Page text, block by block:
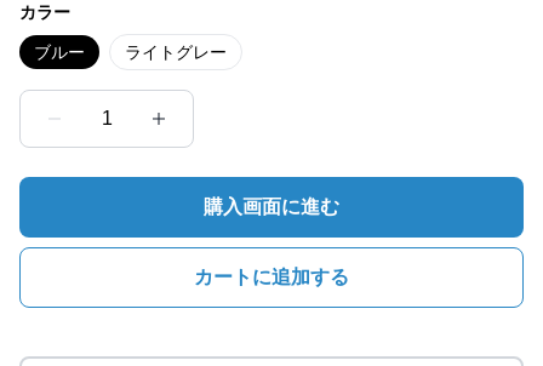
カラー
ブルー ライトグレー
1
購入画面に進む
カートに追加する